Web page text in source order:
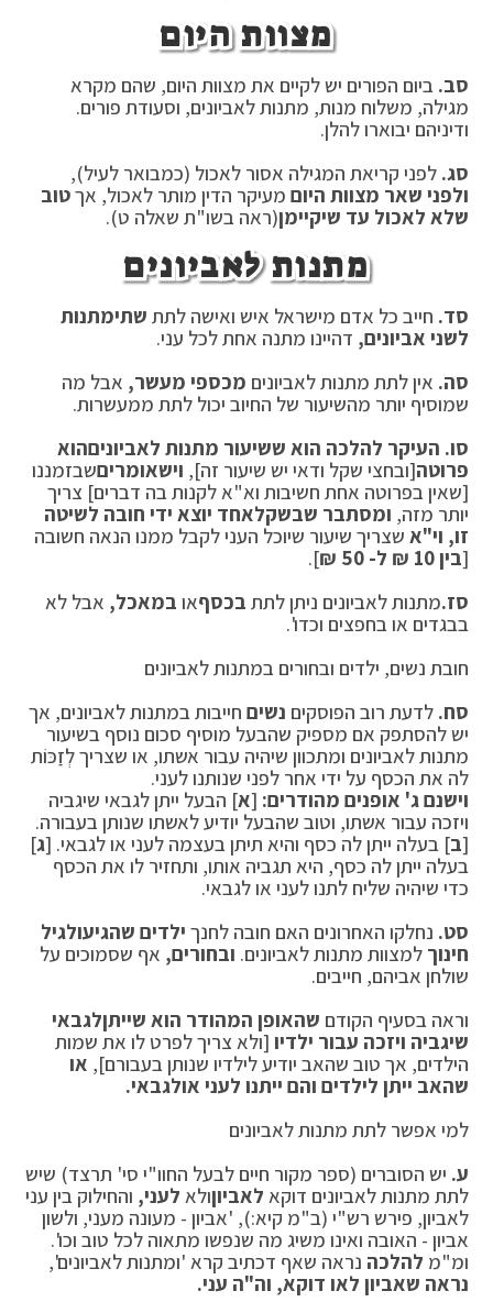
מצוות היום
סב. ביום הפורים יש לקיים את מצוות היום, שהם מקרא
מגילה, משלוח מנות, מתנות לאביונים, וסעודת פורים.
ודיניהם יבוארו להלן.
סג. לפני קריאת המגילה אסור לאכול (כמבואר לעיל),
ולפני שאר מצוות היום מעיקר הדין מותר לאכול, אךטוב
שלא לאכול עד שיקיימן(ראה בשו"ת שאלה ט).
מתנות לאביונים
סד. חייב כל אדם מישראל איש ואישה לתת שתימתנות
לשני אביונים, דהיינו מתנה אחת לכל עני.
סה. אין לתת מתנות לאביונים מכספי מעשר, אבל מה
שמוסיף יותר מהשיעור של החיוב יכול לתת ממעשרות.
סו. העיקר להלכה הוא ששיעור מתנות לאביוניםהוא
פרוטה[ובחצי שקל ודאי יש שיעור זה], וישאומריםשבזמננו
[שאין בפרוטה אחת חשיבות וא"א לקנות בה דברים] צריך
יותר מזה, ומסתבר שבשקלאחד יוצא ידי חובה לשיטה
זו, וי"א שצריך שיעור שיוכל העני לקבל ממנו הנאה חשובה
[בין 10 ₪ ל- 50 ₪
].
סז.מתנות לאביונים ניתן לתת בכסףאו במאכל, אבל לא
בבגדים או בחפצים וכדו'.
חובת נשים, ילדים ובחורים במתנות לאביונים
סח. לדעת רוב הפוסקים נשים חייבות במתנות לאביונים, אך
יש להסתפק אם מספיק שהבעל מוסיף סכום נוסף בשיעור
מתנות לאביונים ומתכוון שיהיה עבור אשתו, או שצריך לְזַכּוֹת
לה את הכסף על ידי אחר לפני שנותנו לעני.
וישנם ג' אופנים מהודרים: [א] הבעל ייתן לגבאי שיגביה
ויזכה עבור אשתו, וטוב שהבעל יודיע לאשתו שנותן בעבורה.
[ב] בעלה ייתן לה כסף והיא תיתן בעצמה לעני או לגבאי. [ג]
בעלה ייתן לה כסף, היא תגביה אותו, ותחזיר לו את הכסף
כדי שיהיה שליח לתנו לעני או לגבאי.
סט. נחלקו האחרונים האם חובה לחנך ילדים שהגיעולגיל
חינוך למצוות מתנות לאביונים. ובחורים, אף שסמוכים על
שולחן אביהם, חייבים.
וראה בסעיף הקודם שהאופן המהודר הוא שייתןלגבאי
שיגביה ויזכה עבור ילדיו [ולא צריך לפרט לו את שמות
הילדים, אך טוב שהאב יודיע לילדיו שנותן בעבורם], או
שהאב ייתן לילדים והם ייתנו לעני אולגבאי.
למי אפשר לתת מתנות לאביונים
ע. יש הסוברים (ספר מקור חיים לבעל החוו"י סי' תרצד) שיש
לתת מתנות לאביונים דוקא לאביוןולא לעני, והחילוק בין עני
לאביון, פירש רש"י (ב"מ קיא:), 'אביון - מעונה מעני, ולשון
אביון - האובה ואינו משיג מה שנפשו מתאוה לכל טוב וכו'.
ומ"מ להלכה נראה שאף דכתיב קרא 'ומתנות לאביונים',
נראה שאביון לאו דוקא, וה"ה עני.